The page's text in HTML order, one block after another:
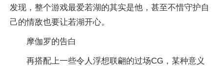
发现，整个游戏最爱若湖的其实是他，甚至不惜守护自
己的情敌也要让若湖开心。
摩伽罗的告白
再搭配上一些令人浮想联翩的过场CG，某种意义